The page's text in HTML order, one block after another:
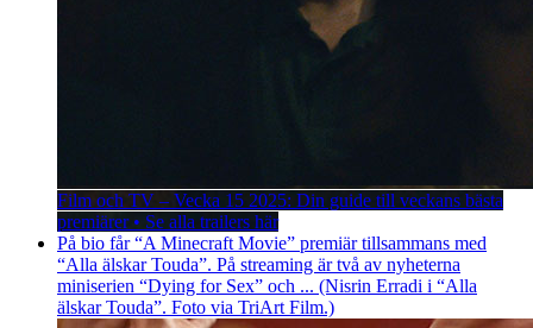
Film och TV – Vecka 15 2025: Din guide till veckans bästa
premiärer • Se alla trailers här
På bio får “A Minecraft Movie” premiär tillsammans med
“Alla älskar Touda”. På streaming är två av nyheterna
miniserien “Dying for Sex” och ... (Nisrin Erradi i “Alla
älskar Touda”. Foto via TriArt Film.)